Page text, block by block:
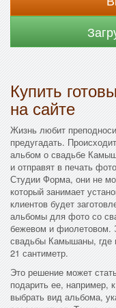
Купить
на сайте
Жизнь любит
предугадать.
альбом о свадьбе
и отправят в печать
Студии Форма, они не
который занимает
клиентов будет
альбомы для фото со
бежевом и фиолетовом.
свадьбы Камышаны, где
21 сантиметр.
Это решение может
подарить ее, например,
выбрать вид альбома,